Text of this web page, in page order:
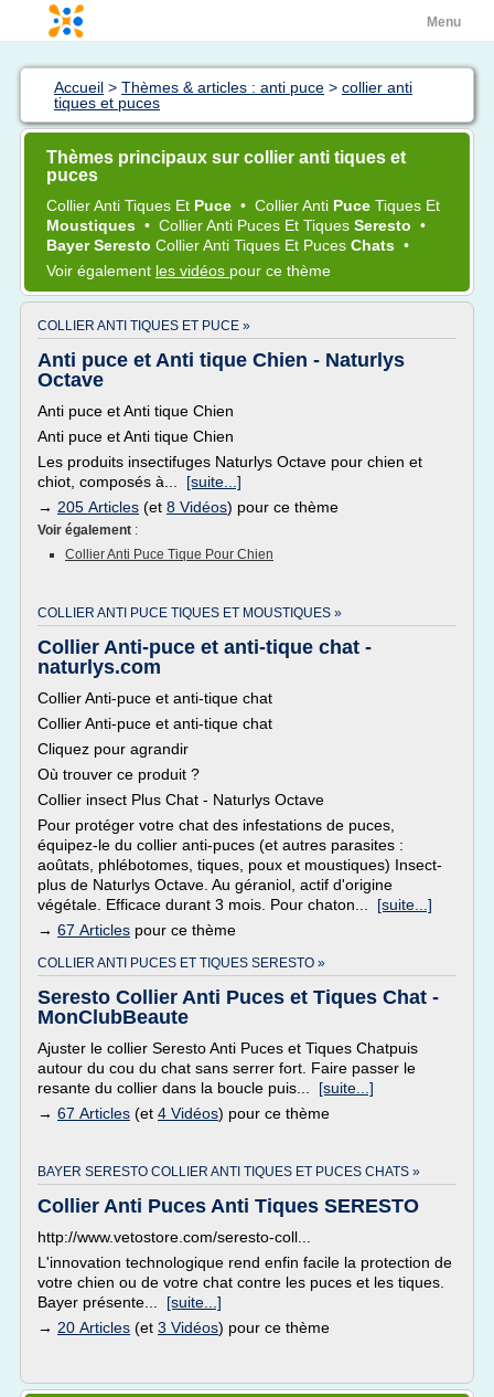
Menu
Accueil > Thèmes & articles : anti puce > collier anti
tiques et puces
Thèmes principaux sur collier anti tiques et
puces
Collier Anti Tiques Et Puce • Collier Anti Puce Tiques Et
Moustiques • Collier Anti Puces Et Tiques Seresto •
Bayer Seresto Collier Anti Tiques Et Puces Chats •
Voir également les vidéos pour ce thème
COLLIER ANTI TIQUES ET PUCE »
Anti puce et Anti tique Chien - Naturlys
Octave
Anti puce et Anti tique Chien
Anti puce et Anti tique Chien
Les produits insectifuges Naturlys Octave pour chien et
chiot, composés à... [suite...]
→ 205 Articles (et 8 Vidéos) pour ce thème
Voir également :
Collier Anti Puce Tique Pour Chien
COLLIER ANTI PUCE TIQUES ET MOUSTIQUES »
Collier Anti-puce et anti-tique chat -
naturlys.com
Collier Anti-puce et anti-tique chat
Collier Anti-puce et anti-tique chat
Cliquez pour agrandir
Où trouver ce produit ?
Collier insect Plus Chat - Naturlys Octave
Pour protéger votre chat des infestations de puces,
équipez-le du collier anti-puces (et autres parasites :
aoûtats, phlébotomes, tiques, poux et moustiques) Insect-
plus de Naturlys Octave. Au géraniol, actif d'origine
végétale. Efficace durant 3 mois. Pour chaton... [suite...]
→ 67 Articles pour ce thème
COLLIER ANTI PUCES ET TIQUES SERESTO »
Seresto Collier Anti Puces et Tiques Chat -
MonClubBeaute
Ajuster le collier Seresto Anti Puces et Tiques Chatpuis
autour du cou du chat sans serrer fort. Faire passer le
resante du collier dans la boucle puis... [suite...]
→ 67 Articles (et 4 Vidéos) pour ce thème
BAYER SERESTO COLLIER ANTI TIQUES ET PUCES CHATS »
Collier Anti Puces Anti Tiques SERESTO
http://www.vetostore.com/seresto-coll...
L'innovation technologique rend enfin facile la protection de
votre chien ou de votre chat contre les puces et les tiques.
Bayer présente... [suite...]
→ 20 Articles (et 3 Vidéos) pour ce thème